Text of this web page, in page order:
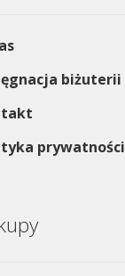
biżuterii
prywatności